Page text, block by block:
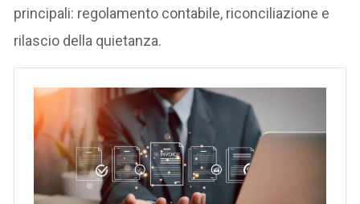
principali: regolamento contabile, riconciliazione e
rilascio della quietanza.